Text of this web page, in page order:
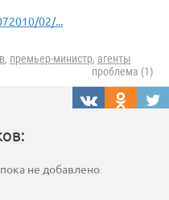
02/...
, премьер-министр, агенты
проблема (1)
не добавлено